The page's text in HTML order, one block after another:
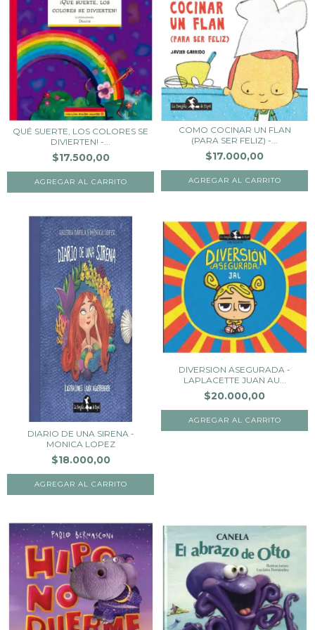
QUÉ SUERTE, LOS COLORES SE
DIVIERTEN! -...
$17.500,00
COMO COCINAR UN FLAN
(PARA SER FELIZ) -...
$17.000,00
DIARIO DE UNA SIRENA -
MONICA LOPEZ
$18.000,00
DIVERSION ASEGURADA -
LAPLACETTE JUAN AU...
$20.000,00